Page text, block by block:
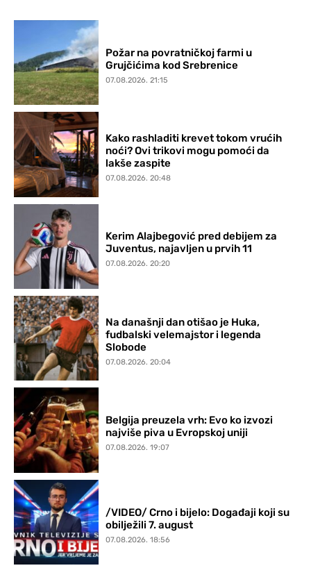
Požar na povratničkoj farmi u
Grujčićima kod Srebrenice
07.08.2026. 21:15
Kako rashladiti krevet tokom vrućih
noći? Ovi trikovi mogu pomoći da
lakše zaspite
07.08.2026. 20:48
Kerim Alajbegović pred debijem za
Juventus, najavljen u prvih 11
07.08.2026. 20:20
Na današnji dan otišao je Huka,
fudbalski velemajstor i legenda
Slobode
07.08.2026. 20:04
Belgija preuzela vrh: Evo ko izvozi
najviše piva u Evropskoj uniji
07.08.2026. 19:07
/VIDEO/ Crno i bijelo: Događaji koji su
obilježili 7. august
07.08.2026. 18:56